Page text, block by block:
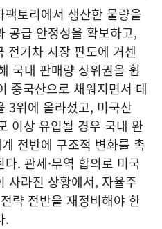
토리에서 생산한 물량을
공급 안정성을 확보하고,
전기차 시장 판도에 거센
국내 판매량 상위권을 휩
중국산으로 채워지면서 테
3위에 올라섰고, 미국산
이상 유입될 경우 국내 완
전반에 구조적 변화를 촉
. 관세·무역 합의로 미국
사라진 상황에서, 자율주
략 전반을 재정비해야 한
.